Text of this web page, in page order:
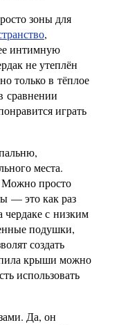
зоны для
,
интимную
не утеплён
только в тёплое
сравнении
играть
места.
Можно просто
— это как раз
чердаке с низким
подушки,
создать
крыши можно
использовать
Да, он